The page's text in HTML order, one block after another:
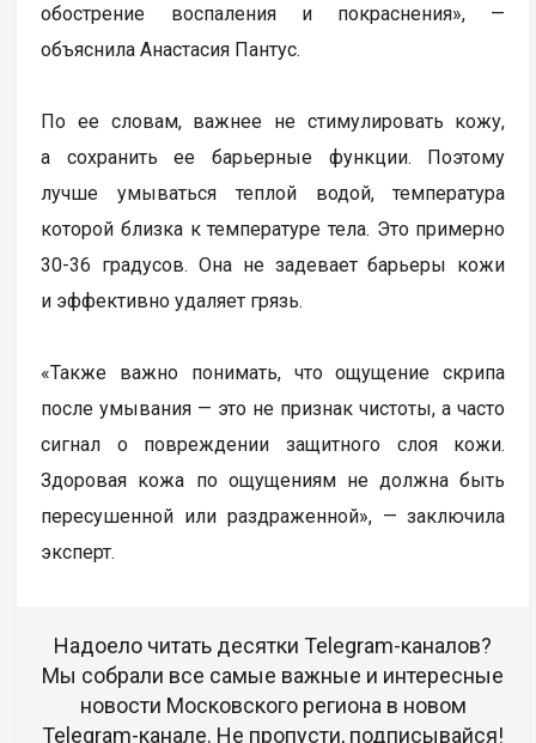
обострение воспаления и покраснения», —
объяснила Анастасия Пантус.
По ее словам, важнее не стимулировать кожу,
а сохранить ее барьерные функции. Поэтому
лучше умываться теплой водой, температура
которой близка к температуре тела. Это примерно
30-36 градусов. Она не задевает барьеры кожи
и эффективно удаляет грязь.
«Также важно понимать, что ощущение скрипа
после умывания — это не признак чистоты, а часто
сигнал о повреждении защитного слоя кожи.
Здоровая кожа по ощущениям не должна быть
пересушенной или раздраженной», — заключила
эксперт.
Надоело читать десятки Telegram-каналов?
Мы собрали все самые важные и интересные
новости Московского региона в новом
Telegram-канале. Не пропусти, подписывайся!